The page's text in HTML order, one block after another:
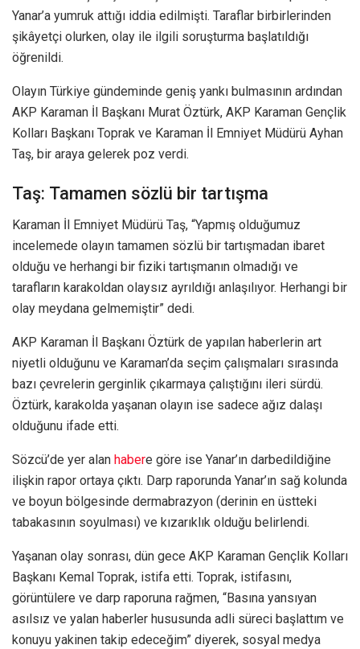
Yanar’a yumruk attığı iddia edilmişti. Taraflar birbirlerinden
şikâyetçi olurken, olay ile ilgili soruşturma başlatıldığı
öğrenildi.
Olayın Türkiye gündeminde geniş yankı bulmasının ardından
AKP Karaman İl Başkanı Murat Öztürk, AKP Karaman Gençlik
Kolları Başkanı Toprak ve Karaman İl Emniyet Müdürü Ayhan
Taş, bir araya gelerek poz verdi.
Taş: Tamamen sözlü bir tartışma
Karaman İl Emniyet Müdürü Taş, “Yapmış olduğumuz
incelemede olayın tamamen sözlü bir tartışmadan ibaret
olduğu ve herhangi bir fiziki tartışmanın olmadığı ve
tarafların karakoldan olaysız ayrıldığı anlaşılıyor. Herhangi bir
olay meydana gelmemiştir” dedi.
AKP Karaman İl Başkanı Öztürk de yapılan haberlerin art
niyetli olduğunu ve Karaman’da seçim çalışmaları sırasında
bazı çevrelerin gerginlik çıkarmaya çalıştığını ileri sürdü.
Öztürk, karakolda yaşanan olayın ise sadece ağız dalaşı
olduğunu ifade etti.
Sözcü’de yer alan habere göre ise Yanar’ın darbedildiğine
ilişkin rapor ortaya çıktı. Darp raporunda Yanar’ın sağ kolunda
ve boyun bölgesinde dermabrazyon (derinin en üstteki
tabakasının soyulması) ve kızarıklık olduğu belirlendi.
Yaşanan olay sonrası, dün gece AKP Karaman Gençlik Kolları
Başkanı Kemal Toprak, istifa etti. Toprak, istifasını,
görüntülere ve darp raporuna rağmen, “Basına yansıyan
asılsız ve yalan haberler hususunda adli süreci başlattım ve
konuyu yakinen takip edeceğim” diyerek, sosyal medya